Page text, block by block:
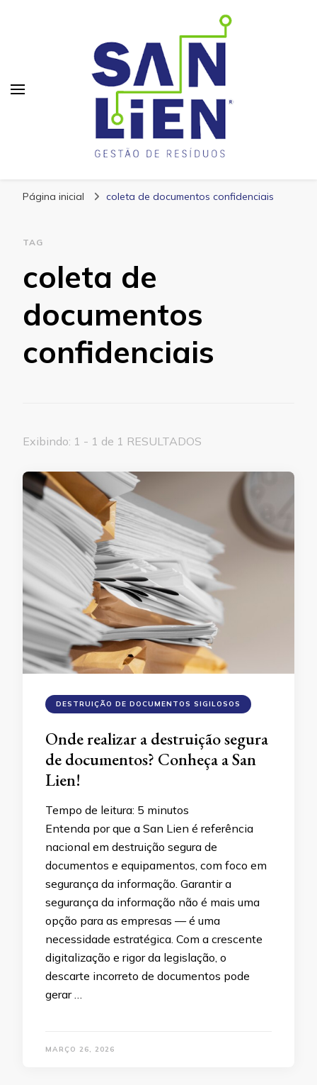
Página inicial coleta de documentos confidenciais
TAG
coleta de
documentos
confidenciais
Exibindo: 1 - 1 de 1 RESULTADOS
DESTRUIÇÃO DE DOCUMENTOS SIGILOSOS
Onde realizar a destruição segura
de documentos? Conheça a San
Lien!
Tempo de leitura: 5 minutos
Entenda por que a San Lien é referência
nacional em destruição segura de
documentos e equipamentos, com foco em
segurança da informação. Garantir a
segurança da informação não é mais uma
opção para as empresas — é uma
necessidade estratégica. Com a crescente
digitalização e rigor da legislação, o
descarte incorreto de documentos pode
gerar …
MARÇO 26, 2026